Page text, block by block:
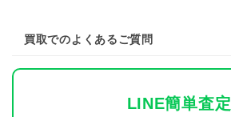
買取でのよくあるご質問
LINE簡単査定